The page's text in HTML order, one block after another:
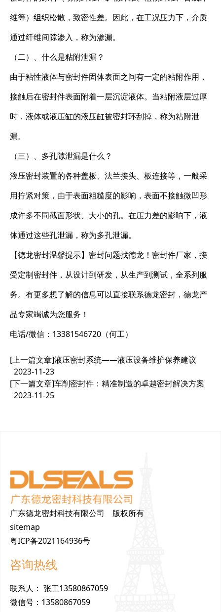
维等）组织松散，致密性差。因此，在工况压力下，介质
通过纤维间隙渗入，称为渗漏。
（二）、什么是粘附泄漏？
由于粘性液体与密封件固体表面之间有一定的粘附作用，
接触后在密封件表面附着一层沉淀液体。当粘附液层过厚
时，液体或液压缸的液压缸被密封环刮掉，称为粘附泄
漏。
（三）、多孔隙泄漏是什么？
液压密封装置的各种盖板、法兰接头、板连接等，一般采
用拧紧对策，由于表面粗糙度的影响，表面不接触微凹形
成许多不同截面形状、大小的孔。在压力差的影响下，液
体通过这些孔泄漏，称为多孔泄漏。
【德龙密封温馨提示】密封问题找德龙！密封件厂家，接
受定制密封件，从设计到研发，从生产到测试，全系列服
务。有更多想了解的信息可以直接联系德龙密封，德龙产
品专家竭诚为您服务！
电话/微信：13381546720（何工）
[上一篇文章]液压密封系统——液压设备维护保养建议
2023-11-23
[下一篇文章]车削密封件：精准制造的卓越密封解决方案
2023-11-25
广东德龙密封科技有限公司 版权所有
sitemap
粤ICP备2021164936号
咨询热线
联系人 ： 张工13580867059
微信号 ： 13580867059